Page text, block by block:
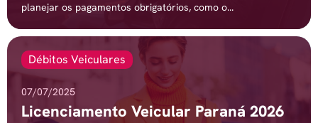
planejar os pagamentos obrigatórios, como o...
Débitos Veiculares
07/07/2025
Licenciamento Veicular Paraná 2026